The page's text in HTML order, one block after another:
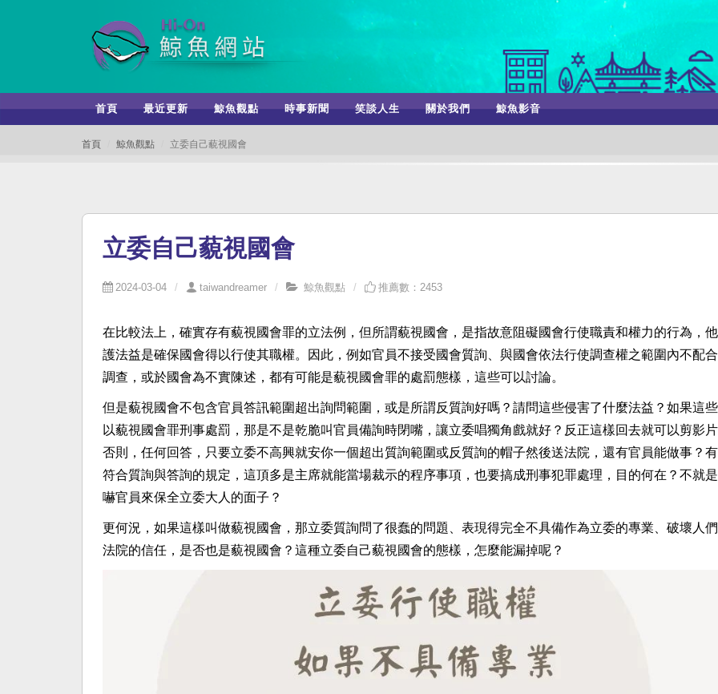
首頁 最近更新 鯨魚觀點 時事新聞 笑談人生 關於我們 鯨魚影音
首頁 鯨魚觀點 立委自己藐視國會
立委自己藐視國會
2024-03-04 taiwandreamer 鯨魚觀點 推薦數：2453
在比較法上，確實存有藐視國會罪的立法例，但所謂藐視國會，是指故意阻礙國會行使職責和權力的行為，
護法益是確保國會得以行使其職權。因此，例如官員不接受國會質詢、與國會依法行使調查權之範圍內不配
調查，或於國會為不實陳述，都有可能是藐視國會罪的處罰態樣，這些可以討論。
但是藐視國會不包含官員答訊範圍超出詢問範圍，或是所謂反質詢好嗎？請問這些侵害了什麼法益？如果這
以藐視國會罪刑事處罰，那是不是乾脆叫官員備詢時閉嘴，讓立委唱獨角戲就好？反正這樣回去就可以剪影
否則，任何回答，只要立委不高興就安你一個超出質詢範圍或反質詢的帽子然後送法院，還有官員能做事？
符合質詢與答詢的規定，這頂多是主席就能當場裁示的程序事項，也要搞成刑事犯罪處理，目的何在？不就
嚇官員來保全立委大人的面子？
更何況，如果這樣叫做藐視國會，那立委質詢問了很蠢的問題、表現得完全不具備作為立委的專業、破壞人
法院的信任，是否也是藐視國會？這種立委自己藐視國會的態樣，怎麼能漏掉呢？